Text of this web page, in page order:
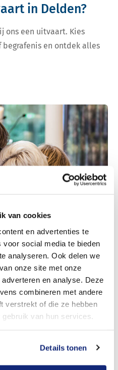
van cookies
en advertenties te
social media te bieden
analyseren. Ook delen we
onze site met onze
en analyse. Deze
combineren met andere
verstrekt of die ze hebben
van hun services.
Details tonen
in Delden?
ons een uitvaart. Kies
en ontdek alles